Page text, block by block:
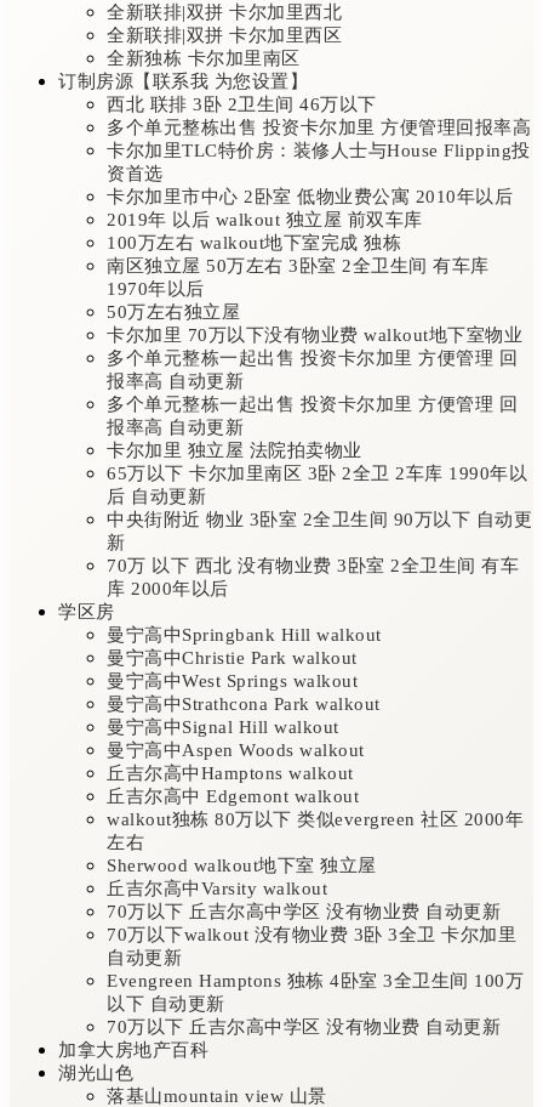
全新联排|双拼 卡尔加里西北
全新联排|双拼 卡尔加里西区
全新独栋 卡尔加里南区
订制房源【联系我 为您设置】
西北 联排 3卧 2卫生间 46万以下
多个单元整栋出售 投资卡尔加里 方便管理回报率高
卡尔加里TLC特价房：装修人士与House Flipping投
资首选
卡尔加里市中心 2卧室 低物业费公寓 2010年以后
2019年 以后 walkout 独立屋 前双车库
100万左右 walkout地下室完成 独栋
南区独立屋 50万左右 3卧室 2全卫生间 有车库
1970年以后
50万左右独立屋
卡尔加里 70万以下没有物业费 walkout地下室物业
多个单元整栋一起出售 投资卡尔加里 方便管理 回
报率高 自动更新
多个单元整栋一起出售 投资卡尔加里 方便管理 回
报率高 自动更新
卡尔加里 独立屋 法院拍卖物业
65万以下 卡尔加里南区 3卧 2全卫 2车库 1990年以
后 自动更新
中央街附近 物业 3卧室 2全卫生间 90万以下 自动更
新
70万 以下 西北 没有物业费 3卧室 2全卫生间 有车
库 2000年以后
学区房
曼宁高中Springbank Hill walkout
曼宁高中Christie Park walkout
曼宁高中West Springs walkout
曼宁高中Strathcona Park walkout
曼宁高中Signal Hill walkout
曼宁高中Aspen Woods walkout
丘吉尔高中Hamptons walkout
丘吉尔高中 Edgemont walkout
walkout独栋 80万以下 类似evergreen 社区 2000年
左右
Sherwood walkout地下室 独立屋
丘吉尔高中Varsity walkout
70万以下 丘吉尔高中学区 没有物业费 自动更新
70万以下walkout 没有物业费 3卧 3全卫 卡尔加里
自动更新
Evengreen Hamptons 独栋 4卧室 3全卫生间 100万
以下 自动更新
70万以下 丘吉尔高中学区 没有物业费 自动更新
加拿大房地产百科
湖光山色
落基山mountain view 山景